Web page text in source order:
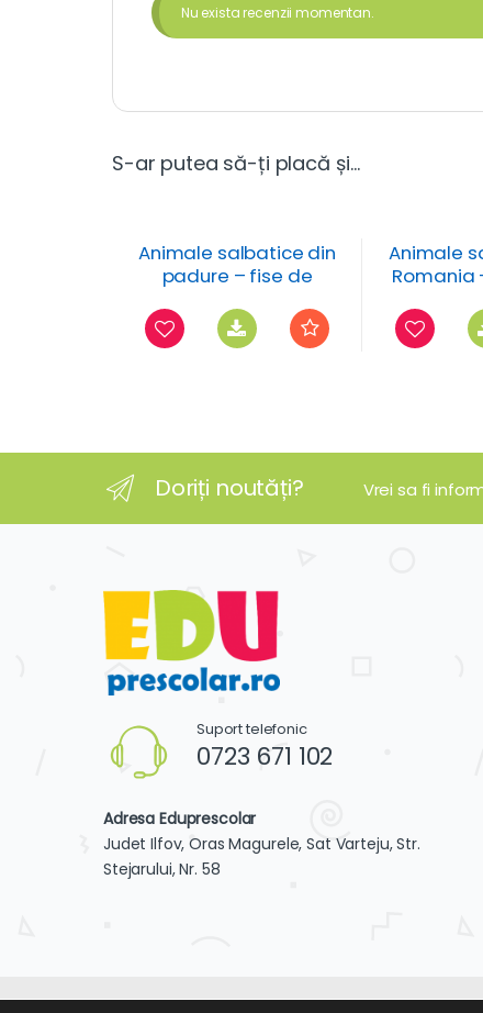
Nu exista recenzii momentan.
S-ar putea să-ți placă și…
Animale salbatice din
padure – fise de
Animale
Romania
Doriți noutăți? Vrei sa fi
Suport telefonic
0723 671 102
Adresa Eduprescolar
Judet Ilfov, Oras Magurele, Sat Varteju, Str.
Stejarului, Nr. 58